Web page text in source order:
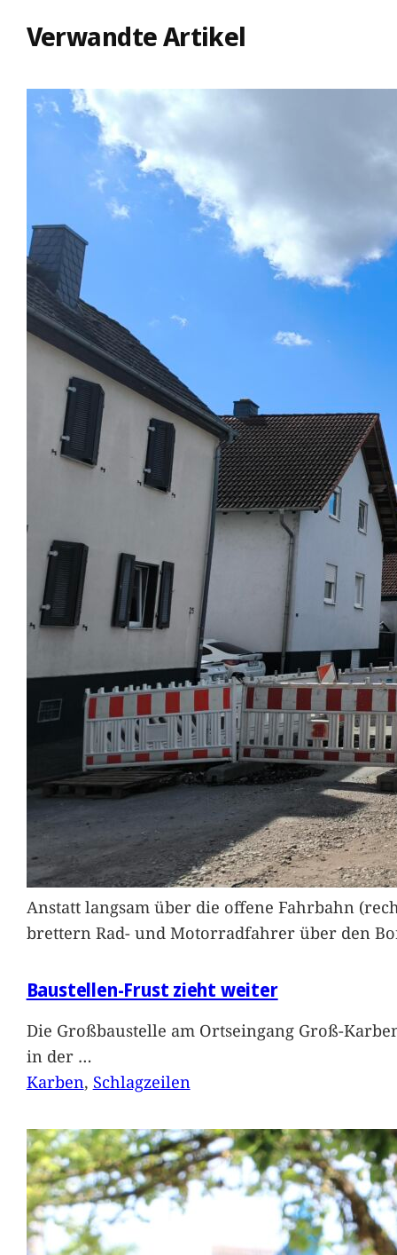
Verwandte Artikel
Anstatt langsam über die offene Fahrbahn
brettern Rad- und Motorradfahrer über den
Baustellen-Frust zieht weiter
Die Großbaustelle am Ortseingang Groß-
in der …
Karben, Schlagzeilen